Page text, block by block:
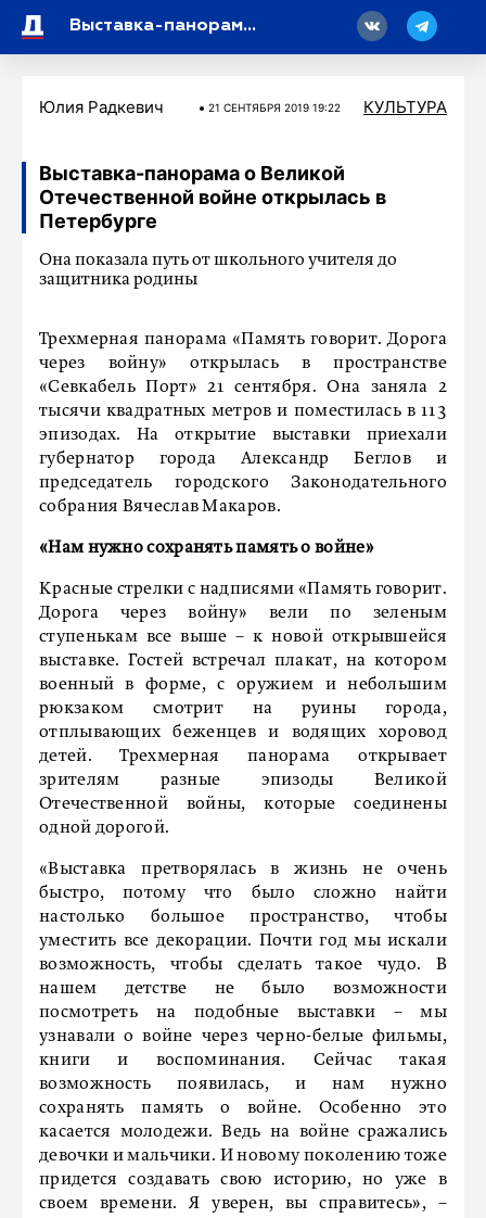
Выставка-панорама о Великой Отечественной войне открылась в Петербурге
Юлия Радкевич 21 СЕНТЯБРЯ 2019 19:22 КУЛЬТУРА
Выставка-панорама о Великой
Отечественной войне открылась в
Петербурге
Она показала путь от школьного учителя до
защитника родины
Трехмерная панорама «Память говорит. Дорога
через войну» открылась в пространстве
«Севкабель Порт» 21 сентября. Она заняла 2
тысячи квадратных метров и поместилась в 113
эпизодах. На открытие выставки приехали
губернатор города Александр Беглов и
председатель городского Законодательного
собрания Вячеслав Макаров.
«Нам нужно сохранять память о войне»
Красные стрелки с надписями «Память говорит.
Дорога через войну» вели по зеленым
ступенькам все выше – к новой открывшейся
выставке. Гостей встречал плакат, на котором
военный в форме, с оружием и небольшим
рюкзаком смотрит на руины города,
отплывающих беженцев и водящих хоровод
детей. Трехмерная панорама открывает
зрителям разные эпизоды Великой
Отечественной войны, которые соединены
одной дорогой.
«Выставка претворялась в жизнь не очень
быстро, потому что было сложно найти
настолько большое пространство, чтобы
уместить все декорации. Почти год мы искали
возможность, чтобы сделать такое чудо. В
нашем детстве не было возможности
посмотреть на подобные выставки – мы
узнавали о войне через черно-белые фильмы,
книги и воспоминания. Сейчас такая
возможность появилась, и нам нужно
сохранять память о войне. Особенно это
касается молодежи. Ведь на войне сражались
девочки и мальчики. И новому поколению тоже
придется создавать свою историю, но уже в
своем времени. Я уверен, вы справитесь», –